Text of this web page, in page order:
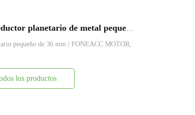
PG36-555 Motor eléctrico de CC con reductor planetario de metal pequeño de 36 mm
pequeño de 36 mm | FONEACC MOTOR,
los productos